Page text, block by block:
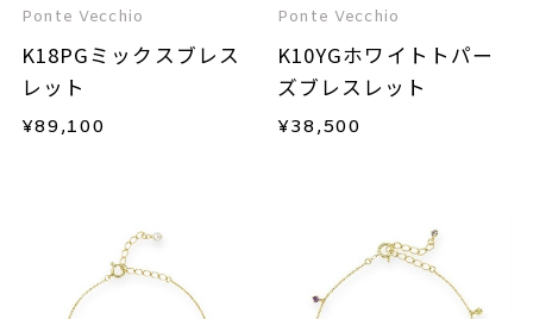
Ponte Vecchio
K18PGミックスブレス
レット
¥89,100
Ponte Vecchio
K10YGホワイトトパー
ズブレスレット
¥38,500